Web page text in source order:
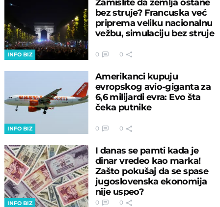
INFO BIZ
Zamislite da zemlja ostane
bez struje? Francuska već
priprema veliku nacionalnu
vežbu, simulaciju bez struje
0 0
INFO BIZ
Amerikanci kupuju
evropskog avio-giganta za
6,6 milijardi evra: Evo šta
čeka putnike
0 0
INFO BIZ
I danas se pamti kada je
dinar vredeo kao marka!
Zašto pokušaj da se spase
jugoslovenska ekonomija
nije uspeo?
0 0